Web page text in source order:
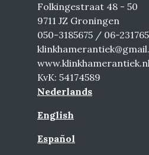
Folkingestraat 48 - 50
9711 JZ Groningen
050-3185675 / 06-
KvK: 54174589
Nederlands
English
Español